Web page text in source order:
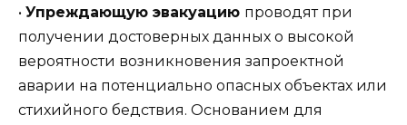
• Упреждающую эвакуацию проводят при
получении достоверных данных о высокой
вероятности возникновения запроектной
аварии на потенциально опасных объектах или
стихийного бедствия. Основанием для